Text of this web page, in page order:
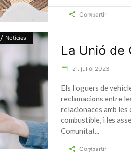
Compartir
/ Notícies
La Unió de
21. juliol 2023
Els lloguers de
reclamacions entre
relacionades amb
combustible, i les
Comunitat
Compartir